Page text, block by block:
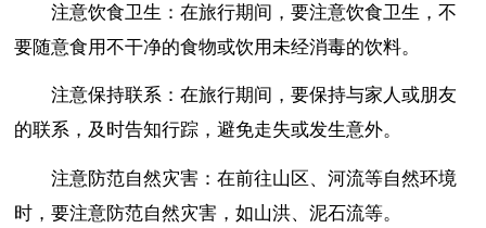
注意饮食卫生：在旅行期间，要注意饮食卫生，不
要随意食用不干净的食物或饮用未经消毒的饮料。
注意保持联系：在旅行期间，要保持与家人或朋友
的联系，及时告知行踪，避免走失或发生意外。
注意防范自然灾害：在前往山区、河流等自然环境
时，要注意防范自然灾害，如山洪、泥石流等。